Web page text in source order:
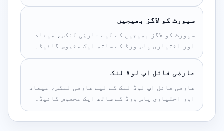
سپورٹ کو لاگز بھیجیں
سپورٹ کو لاگز بھیجیں کے لیے عارضی لنکس، میعاد
اور اختیاری پاس ورڈ کے ساتھ ایک مخصوص گائیڈ۔
عارضی فائل اپ لوڈ لنک
عارضی فائل اپ لوڈ لنک کے لیے عارضی لنکس، میعاد
اور اختیاری پاس ورڈ کے ساتھ ایک مخصوص گائیڈ۔